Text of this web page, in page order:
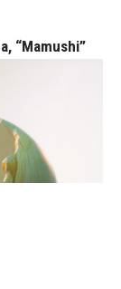
“Mamushi”